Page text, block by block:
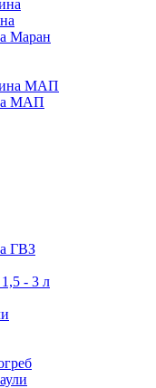
Маран
МАП
МАП
ГВЗ
- 3 л